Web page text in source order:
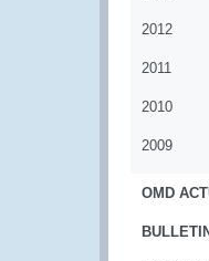
2012
2011
2010
2009
OMD